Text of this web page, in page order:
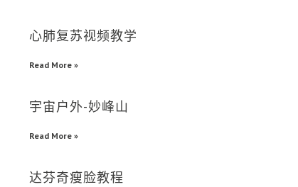
心肺复苏视频教学
Read More »
宇宙户外-妙峰山
Read More »
达芬奇瘦脸教程